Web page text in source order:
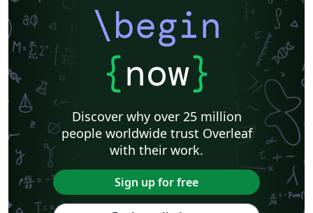
\begin
{now}
Discover why over 25 million
people worldwide trust Overleaf
with their work.
Sign up for free